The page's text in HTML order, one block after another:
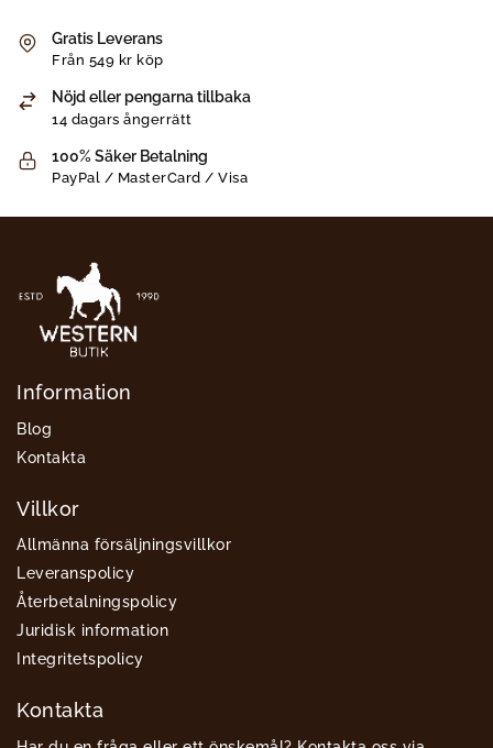
Gratis Leverans
Från 549 kr köp
Nöjd eller pengarna tillbaka
14 dagars ångerrätt
100% Säker Betalning
PayPal / MasterCard / Visa
Information
Blog
Kontakta
Villkor
Allmänna försäljningsvillkor
Leveranspolicy
Återbetalningspolicy
Juridisk information
Integritetspolicy
Kontakta